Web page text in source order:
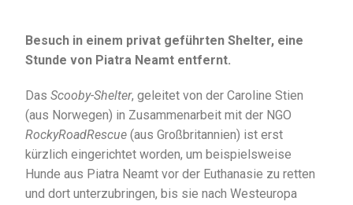
Besuch in einem privat geführten Shelter, eine
Stunde von Piatra Neamt entfernt.
DasScooby-Shelter, geleitet von der Caroline Stien
(aus Norwegen) in Zusammenarbeit mit der NGO
RockyRoadRescue (aus Großbritannien) ist erst
kürzlich eingerichtet worden, um beispielsweise
Hunde aus Piatra Neamt vor der Euthanasie zu retten
und dort unterzubringen, bis sie nach Westeuropa